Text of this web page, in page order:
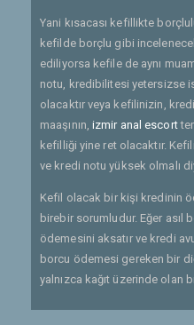
Yani kısacası kefillikte
kefilde borçlu gibi
ediliyorsa kefile de aynı
notu, kredibilitesi yetersizse
olacaktır veya kefilinizin,
maaşının, izmir anal escort
kefilliği yine ret olacaktır.
ve kredi notu yüksek olmalı
Kefil olacak bir kişi kredinin
birebir sorumludur. Eğer asıl
ödemesini aksatır ve kredi
borcu ödemesi gereken bir
yalnızca kağıt üzerinde olan